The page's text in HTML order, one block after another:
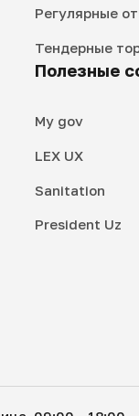
Регулярные
Тендерные
Полезные
My gov
LEX UX
Sanitation
President Uz